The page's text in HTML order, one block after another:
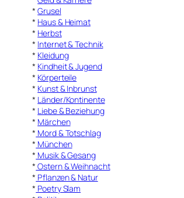
*Grusel
* Haus & Heimat
* Herbst
* Internet & Technik
* Kleidung
* Kindheit & Jugend
* Körperteile
* Kunst & Inbrunst
* Länder/Kontinente
* Liebe & Beziehung
* Märchen
* Mord & Totschlag
* München
* Musik & Gesang
* Ostern & Weihnacht
* Pflanzen & Natur
* Poetry Slam